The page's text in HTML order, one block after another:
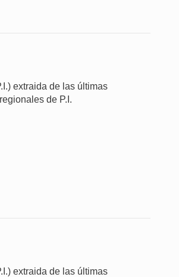
extraida de las últimas
de P.I.
extraida de las últimas